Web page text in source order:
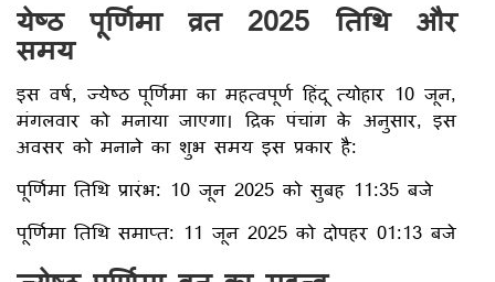
येष्ठ पूर्णिमा व्रत 2025 तिथि और
समय
इस वर्ष, ज्येष्ठ पूर्णिमा का महत्वपूर्ण हिंदू त्योहार 10 जून,
मंगलवार को मनाया जाएगा। द्रिक पंचांग के अनुसार, इस
अवसर को मनाने का शुभ समय इस प्रकार है:
पूर्णिमा तिथि प्रारंभ: 10 जून 2025 को सुबह 11:35 बजे
पूर्णिमा तिथि समाप्त: 11 जून 2025 को दोपहर 01:13 बजे